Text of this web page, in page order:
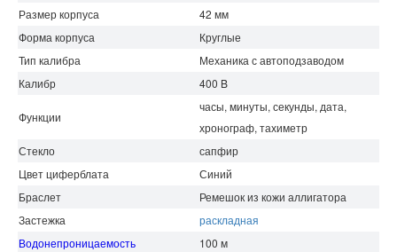
Размер корпуса
42 мм
Форма корпуса
Круглые
Тип калибра
Механика с автоподзаводом
Калибр
400 B
Функции
часы, минуты, секунды, дата,
хронограф, тахиметр
Стекло
сапфир
Цвет циферблата
Синий
Браслет
Ремешок из кожи аллигатора
Застежка
раскладная
Водонепроницаемость
100 м